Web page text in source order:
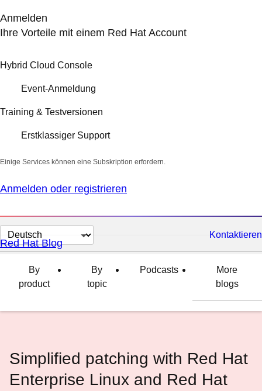
Anmelden
Ihre Vorteile mit einem Red Hat Account
Hybrid Cloud Console
Event-Anmeldung
Training & Testversionen
Erstklassiger Support
Einige Services können eine Subskription erfordern.
Anmelden oder registrieren
Sprache
auswählen
Kontaktieren
Red Hat Blog
By
product
By
topic
Podcasts
More
blogs
Simplified patching with Red Hat
Enterprise Linux and Red Hat